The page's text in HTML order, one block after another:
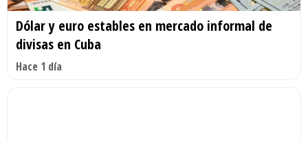
Dólar y euro estables en mercado informal de
divisas en Cuba
Hace 1 día